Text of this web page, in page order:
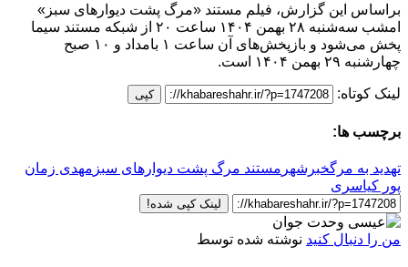
براساس این گزارش، فیلم مستند «مرگ پشت دیوارهای سبز»
امشب سه‌شنبه ۲۸ بهمن ۱۴۰۴ ساعت ۲۰ از شبکه مستند سیما
پخش می‌شود و بازپخش‌های آن ساعت ۱ بامداد و ۱۰ صبح
چهار‌شنبه ۲۹ بهمن ۱۴۰۴ است.
لینک کوتاه: کپی
برچسب ها:
تهدید به مرگخبرشهر مستند مرگ پشت دیوارهای سبز مهدی زمان
پور کیاسری
لینک کپی شده!
من را دنبال کنید نوشته شده توسط